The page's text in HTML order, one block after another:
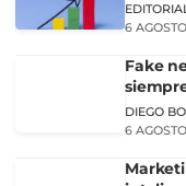
6
Fake
DIEGO
6